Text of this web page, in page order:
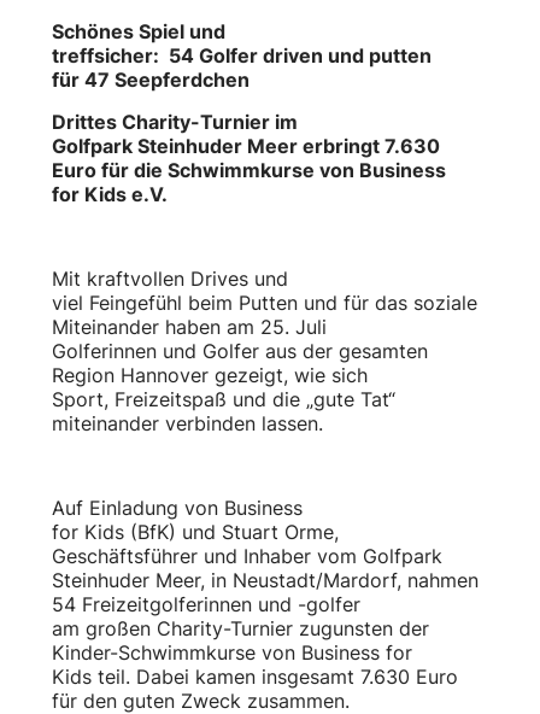
Schönes Spiel und
treffsicher: 54 Golfer driven und putten
für 47 Seepferdchen
Drittes Charity-Turnier im
Golfpark Steinhuder Meer erbringt 7.630
Euro für die Schwimmkurse von Business
for Kids e.V.
Mit kraftvollen Drives und
viel Feingefühl beim Putten und für das soziale
Miteinander haben am 25. Juli
Golferinnen und Golfer aus der gesamten
Region Hannover gezeigt, wie sich
Sport, Freizeitspaß und die „gute Tat“
miteinander verbinden lassen.
Auf Einladung von Business
for Kids (BfK) und Stuart Orme,
Geschäftsführer und Inhaber vom Golfpark
Steinhuder Meer, in Neustadt/Mardorf, nahmen
54 Freizeitgolferinnen und -golfer
am großen Charity-Turnier zugunsten der
Kinder-Schwimmkurse von Business for
Kids teil. Dabei kamen insgesamt 7.630 Euro
für den guten Zweck zusammen.